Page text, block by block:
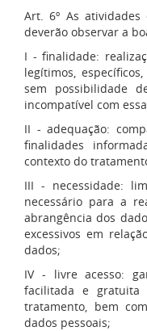
Art. 6º As
deverão observar a
I - finalidade:
legítimos,
sem possibilidade
incompatível com
II - adequação:
finalidades
contexto do
III - necessidade:
necessário para a
abrangência dos
excessivos em
dados;
IV - livre acesso:
facilitada e
tratamento, bem
dados pessoais;